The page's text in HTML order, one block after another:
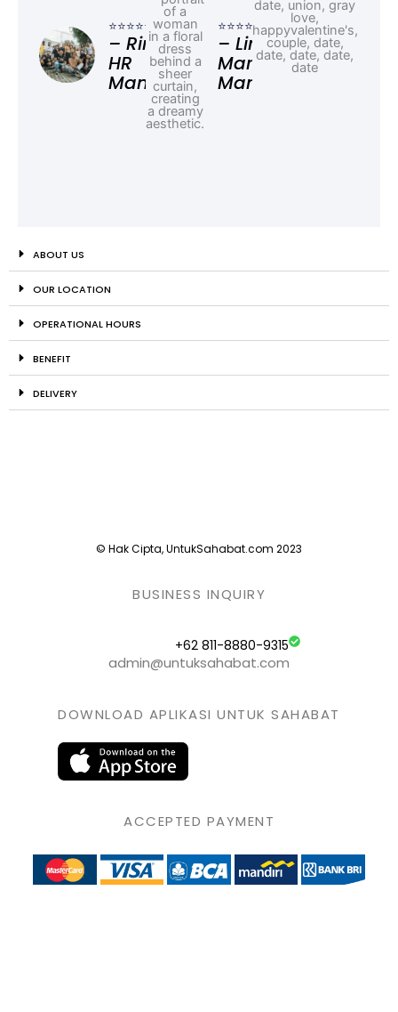
⭐⭐⭐⭐⭐
– Rina,
HR
Manager
⭐⭐⭐⭐⭐
– Linda,
Marketing
Manager
ABOUT US
OUR LOCATION
OPERATIONAL HOURS
BENEFIT
DELIVERY
© Hak Cipta, UntukSahabat.com 2023
BUSINESS INQUIRY
+62 811-8880-9315
admin@untuksahabat.com
DOWNLOAD APLIKASI UNTUK SAHABAT
ACCEPTED PAYMENT